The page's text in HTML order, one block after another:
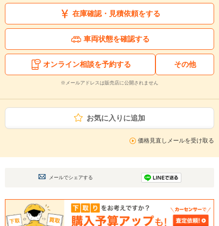
在庫確認・見積依頼をする
車両状態を確認する
オンライン相談を予約する その他
※メールアドレスは販売店に公開されません
お気に入りに追加
価格見直しメールを受け取る
メールでシェアする